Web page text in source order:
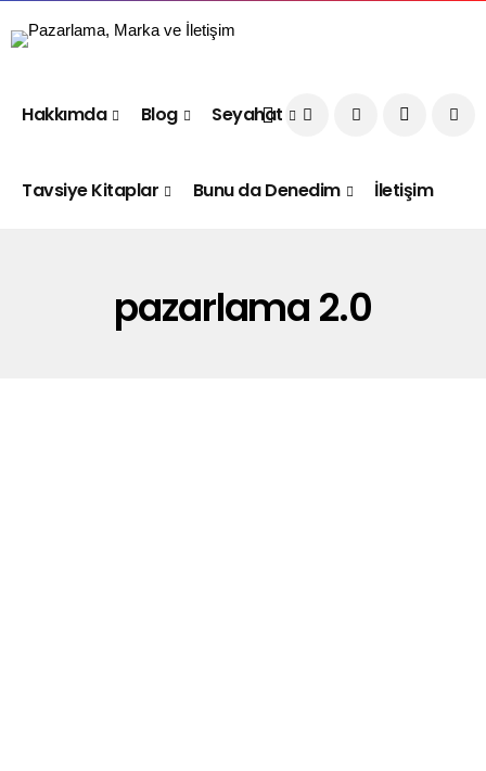
Hakkımda Blog Seyahat
Tavsiye Kitaplar Bunu da Denedim İletişim
pazarlama 2.0